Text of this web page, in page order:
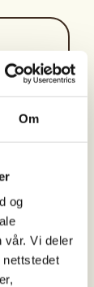
Om
og
vår. Vi deler